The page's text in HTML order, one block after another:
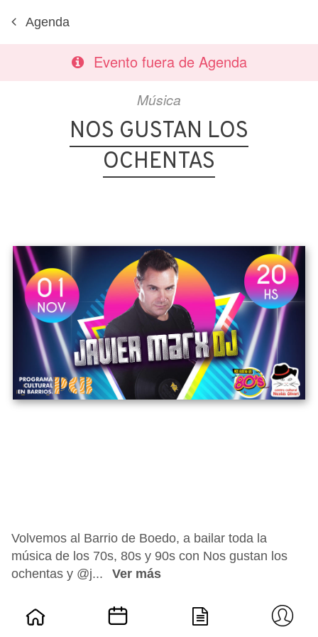
Agenda
Evento fuera de Agenda
Música
NOS GUSTAN LOS
OCHENTAS
Volvemos al Barrio de Boedo, a bailar toda la
música de los 70s, 80s y 90s con Nos gustan los
ochentas y @j...
Ver más